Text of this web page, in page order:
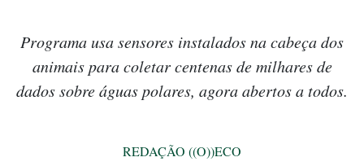
Programa usa sensores instalados na cabeça dos
animais para coletar centenas de milhares de
dados sobre águas polares, agora abertos a todos.
REDAÇÃO ((O))ECO